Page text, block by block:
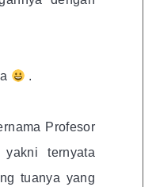
.
Profesor
yakni ternyata
tuanya yang